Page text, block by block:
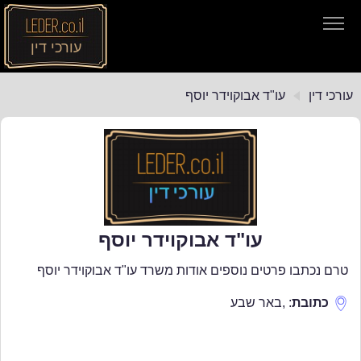
עורכי דין
עורכי דין
עורכי דין עו"ד אבוקוידר יוסף
עו"ד אבוקוידר יוסף
טרם נכתבו פרטים נוספים אודות משרד עו"ד אבוקוידר יוסף
כתובת:
,באר שבע